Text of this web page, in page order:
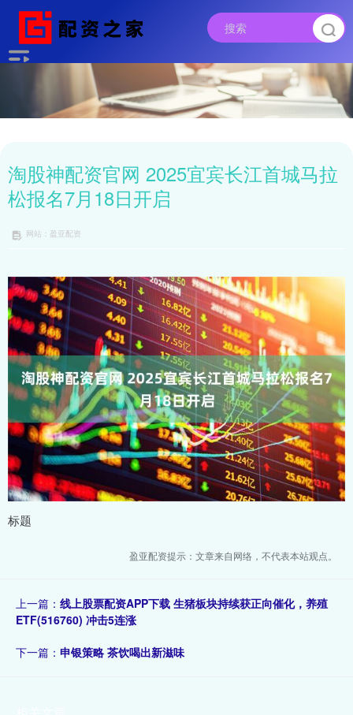
淘股神配资官网 2025宜宾长江首城马拉
松报名7月18日开启
网站：盈亚配资
标题
盈亚配资提示：文章来自网络，不代表本站观点。
上一篇： 线上股票配资APP下载 生猪板块持续获正向催化，养殖
ETF(516760) 冲击5连涨
下一篇： 申银策略 茶饮喝出新滋味